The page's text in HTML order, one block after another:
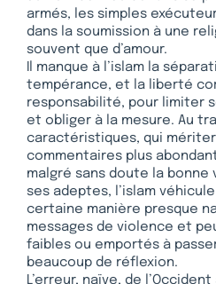
armés, les simples
dans la soumission à une
souvent que d’amour.
Il manque à l’islam la
tempérance, et la liberté
responsabilité, pour limiter
et obliger à la mesure. Au
caractéristiques, qui
commentaires plus
malgré sans doute la bonne
ses adeptes, l’islam
certaine manière presque
messages de violence et
faibles ou emportés à
beaucoup de réflexion.
L’erreur, naïve, de